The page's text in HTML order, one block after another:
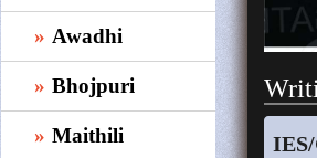
Awadhi
Bhojpuri
Maithili